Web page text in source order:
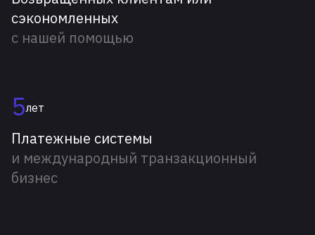
сэкономленных
с нашей помощью
5лет
Платежные системы
и международный транзакционный
бизнес